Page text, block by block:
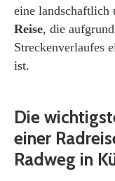
eine landschaftlich
Reise, die
Streckenverlaufes
ist.
Die
einer
Radweg in